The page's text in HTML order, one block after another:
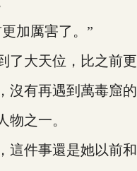
加厲害了。”
大天位，比之前更
有再遇到萬毒窟的
之一。
件事還是她以前和